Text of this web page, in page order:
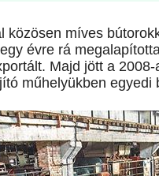
közösen míves
évre rá
Majd jött a
műhelyükben